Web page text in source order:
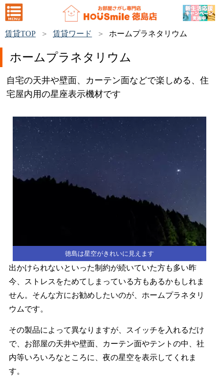
賃貸TOP 賃貸ワード ホームプラネタリウム
ホームプラネタリウム
自宅の天井や壁面、カーテン面などで楽しめる、住
宅屋内用の星座表示機材です
徳島は星空がきれいに見えます
出かけられないといった制約が続いていた方も多い昨
今、ストレスをためてしまっている方もあるかもしれま
せん。そんな方にお勧めしたいのが、ホームプラネタリ
ウムです。
その製品によって異なりますが、スイッチを入れるだけ
で、お部屋の天井や壁面、カーテン面やテントの中、社
内等いろいろなところに、夜の星空を表示してくれま
す。